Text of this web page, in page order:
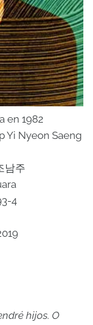
en 1982
Yi Nyeon Saeng
남주
4
hijos. O